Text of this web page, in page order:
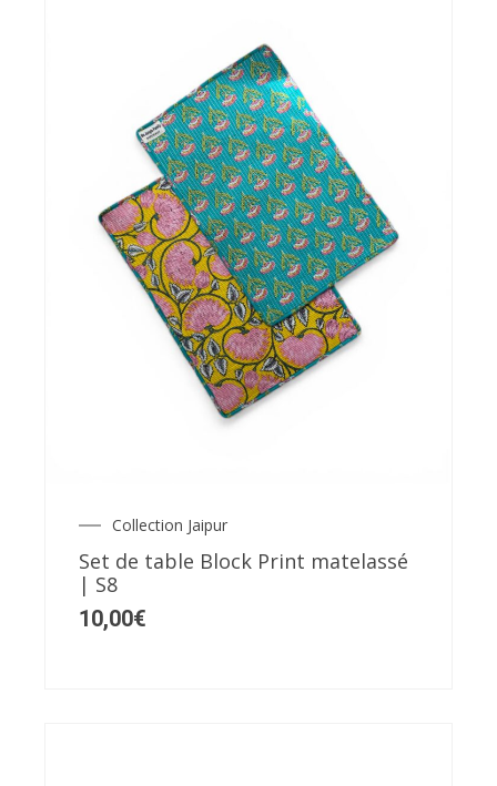
Collection Jaipur
Set de table Block Print matelassé
| S8
10,00€